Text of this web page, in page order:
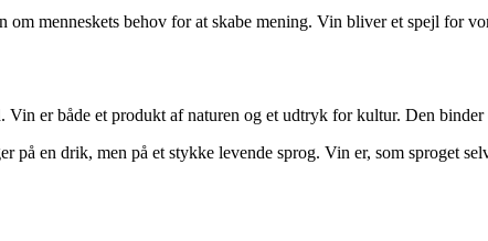
menneskets behov for at skabe mening. Vin bliver et spejl for
er både et produkt af naturen og et udtryk for kultur. Den
på en drik, men på et stykke levende sprog. Vin er, som sproget